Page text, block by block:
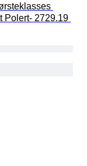
Polert- 2729.19